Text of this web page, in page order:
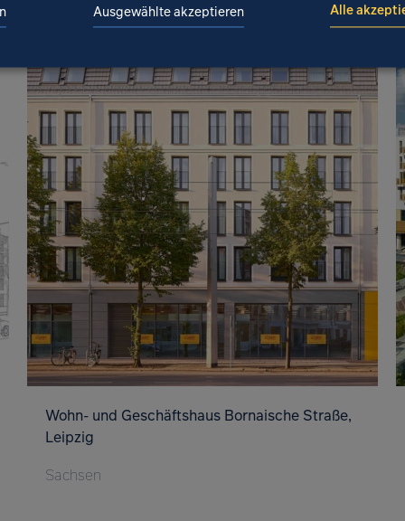
Wohn- und Geschäftshaus Bornaische Straße,
Leipzig
Sachsen
Ausgewählte akzeptieren Alle